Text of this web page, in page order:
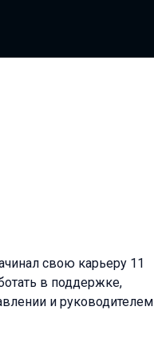
свою карьеру 11
в поддержке,
и руководителем